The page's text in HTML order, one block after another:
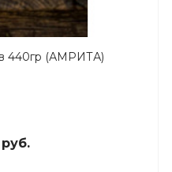
440гр (АМРИТА)
руб.